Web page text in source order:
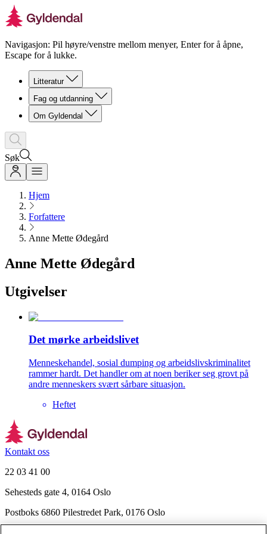
Navigasjon: Pil høyre/venstre mellom menyer, Enter for å åpne,
Escape for å lukke.
Litteratur
Fag og utdanning
Om Gyldendal
Søk
Hjem
Forfattere
Anne Mette Ødegård
Anne Mette Ødegård
Utgivelser
Det mørke arbeidslivet
Menneskehandel, sosial dumping og arbeidslivskriminalitet
rammer hardt. Det handler om at noen beriker seg grovt på
andre menneskers svært sårbare situasjon.
Heftet
Kontakt oss
22 03 41 00
Sehesteds gate 4, 0164 Oslo
Postboks 6860 Pilestredet Park, 0176 Oslo